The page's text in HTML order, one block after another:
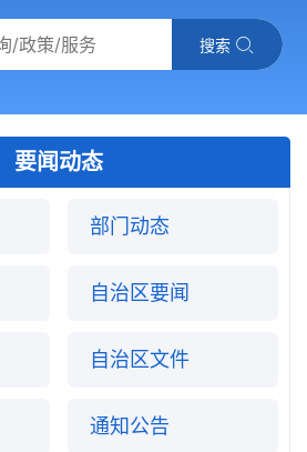
搜索
要闻动态
部门动态
自治区要闻
自治区文件
通知公告